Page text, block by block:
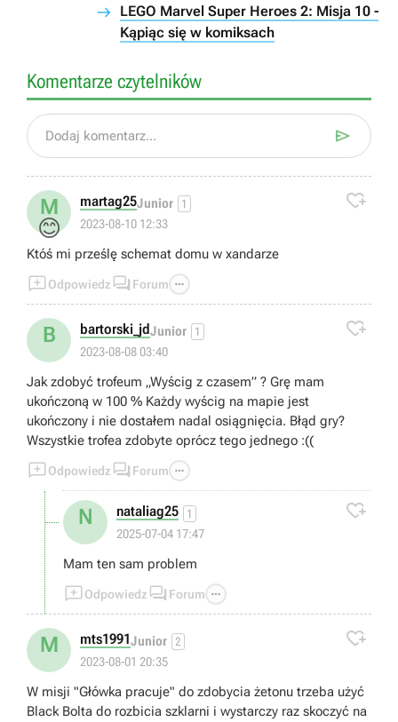
LEGO Marvel Super Heroes 2: Misja 10 -
Kąpiąc się w komiksach
Komentarze czytelników
Dodaj komentarz... 
M
😊
martag25Junior 1
2023-08-10 12:33

Któś mi prześlę schemat domu w xandarze
Odpowiedz  Forum 
B bartorski_jdJunior 1
2023-08-08 03:40

Jak zdobyć trofeum „Wyścig z czasem” ? Grę mam
ukończoną w 100 % Każdy wyścig na mapie jest
ukończony i nie dostałem nadal osiągnięcia. Błąd gry?
Wszystkie trofea zdobyte oprócz tego jednego :((
Odpowiedz  Forum 
N nataliag25 1
2025-07-04 17:47

Mam ten sam problem
Odpowiedz  Forum 
M mts1991Junior 2
2023-08-01 20:35

W misji "Główka pracuje" do zdobycia żetonu trzeba użyć
Black Bolta do rozbicia szklarni i wystarczy raz skoczyć na